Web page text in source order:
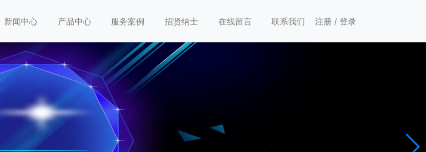
新闻中心 产品中心 服务案例 招贤纳士 在线留言 联系我们 注册 / 登录